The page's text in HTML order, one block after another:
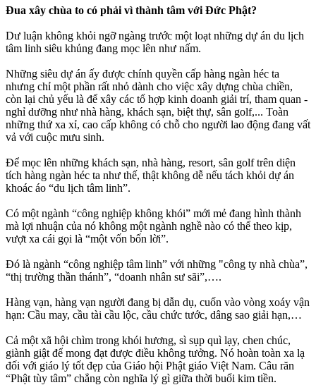
Đua xây chùa to có phải vì thành tâm với Đức Phật?
Dư luận không khỏi ngỡ ngàng trước một loạt những dự án du lịch
tâm linh siêu khủng đang mọc lên như nấm.
Những siêu dự án ấy được chính quyền cấp hàng ngàn héc ta
nhưng chỉ một phần rất nhỏ dành cho việc xây dựng chùa chiền,
còn lại chủ yếu là để xây các tổ hợp kinh doanh giải trí, tham quan -
nghỉ dưỡng như nhà hàng, khách sạn, biệt thự, sân golf,... Toàn
những thứ xa xỉ, cao cấp không có chỗ cho người lao động đang vất
vả với cuộc mưu sinh.
Để mọc lên những khách sạn, nhà hàng, resort, sân golf trên diện
tích hàng ngàn héc ta như thế, thật không dễ nếu tách khỏi dự án
khoác áo “du lịch tâm linh”.
Có một ngành “công nghiệp không khói” mới mẻ đang hình thành
mà lợi nhuận của nó không một ngành nghề nào có thể theo kịp,
vượt xa cái gọi là “một vốn bốn lời”.
Đó là ngành “công nghiệp tâm linh” với những "công ty nhà chùa”,
“thị trường thần thánh”, “doanh nhân sư sãi”,….
Hàng vạn, hàng vạn người đang bị dẫn dụ, cuốn vào vòng xoáy vận
hạn: Cầu may, cầu tài cầu lộc, cầu chức tước, dâng sao giải hạn,…
Cả một xã hội chìm trong khói hương, sì sụp quì lạy, chen chúc,
giành giật để mong đạt được điều không tưởng. Nó hoàn toàn xa lạ
đối với giáo lý tốt đẹp của Giáo hội Phật giáo Việt Nam. Câu răn
“Phật tùy tâm” chẳng còn nghĩa lý gì giữa thời buổi kim tiền.